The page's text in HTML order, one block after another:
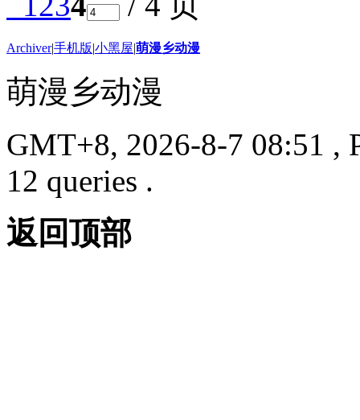
Archiver|手机版|小黑屋|萌漫乡动漫
萌漫乡动漫
GMT+8, 2026-8-7 08:51 ,
12 queries .
返回顶部